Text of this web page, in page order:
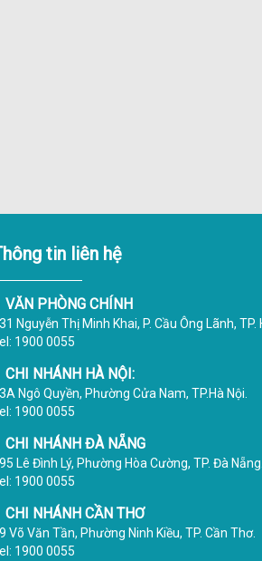
tin liên hệ
VĂN PHÒNG CHÍNH
Nguyễn Thị Minh Khai, P. Cầu Ông Lãnh, TP.
1900 0055
CHI NHÁNH HÀ NỘI:
Ngô Quyền, Phường Cửa Nam, TP.Hà Nội.
1900 0055
CHI NHÁNH ĐÀ NẴNG
Lê Đình Lý, Phường Hòa Cường, TP. Đà Nẵng.
1900 0055
CHI NHÁNH CẦN THƠ
Võ Văn Tần, Phường Ninh Kiều, TP. Cần Thơ.
1900 0055